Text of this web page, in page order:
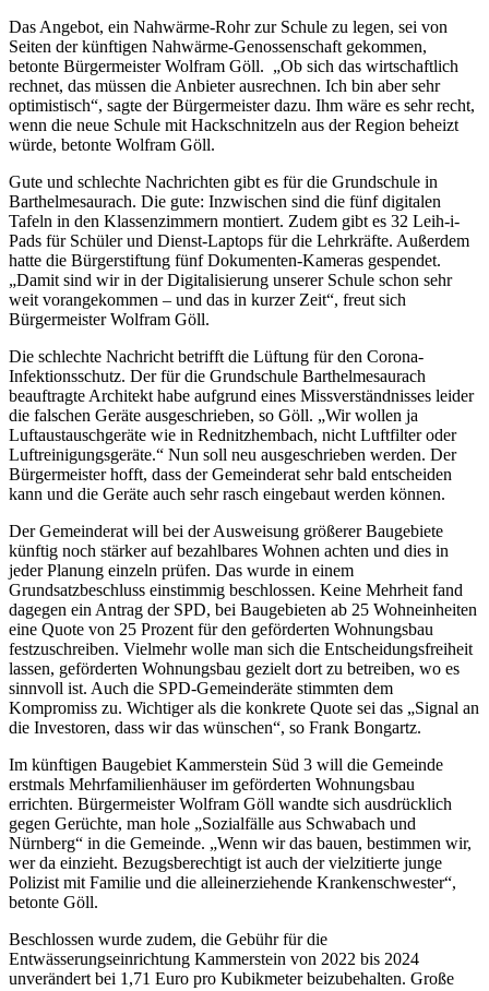
Das Angebot, ein Nahwärme-Rohr zur Schule zu legen, sei von
Seiten der künftigen Nahwärme-Genossenschaft gekommen,
betonte Bürgermeister Wolfram Göll. „Ob sich das wirtschaftlich
rechnet, das müssen die Anbieter ausrechnen. Ich bin aber sehr
optimistisch“, sagte der Bürgermeister dazu. Ihm wäre es sehr recht,
wenn die neue Schule mit Hackschnitzeln aus der Region beheizt
würde, betonte Wolfram Göll.
Gute und schlechte Nachrichten gibt es für die Grundschule in
Barthelmesaurach. Die gute: Inzwischen sind die fünf digitalen
Tafeln in den Klassenzimmern montiert. Zudem gibt es 32 Leih-i-
Pads für Schüler und Dienst-Laptops für die Lehrkräfte. Außerdem
hatte die Bürgerstiftung fünf Dokumenten-Kameras gespendet.
„Damit sind wir in der Digitalisierung unserer Schule schon sehr
weit vorangekommen – und das in kurzer Zeit“, freut sich
Bürgermeister Wolfram Göll.
Die schlechte Nachricht betrifft die Lüftung für den Corona-
Infektionsschutz. Der für die Grundschule Barthelmesaurach
beauftragte Architekt habe aufgrund eines Missverständnisses leider
die falschen Geräte ausgeschrieben, so Göll. „Wir wollen ja
Luftaustauschgeräte wie in Rednitzhembach, nicht Luftfilter oder
Luftreinigungsgeräte.“ Nun soll neu ausgeschrieben werden. Der
Bürgermeister hofft, dass der Gemeinderat sehr bald entscheiden
kann und die Geräte auch sehr rasch eingebaut werden können.
Der Gemeinderat will bei der Ausweisung größerer Baugebiete
künftig noch stärker auf bezahlbares Wohnen achten und dies in
jeder Planung einzeln prüfen. Das wurde in einem
Grundsatzbeschluss einstimmig beschlossen. Keine Mehrheit fand
dagegen ein Antrag der SPD, bei Baugebieten ab 25 Wohneinheiten
eine Quote von 25 Prozent für den geförderten Wohnungsbau
festzuschreiben. Vielmehr wolle man sich die Entscheidungsfreiheit
lassen, geförderten Wohnungsbau gezielt dort zu betreiben, wo es
sinnvoll ist. Auch die SPD-Gemeinderäte stimmten dem
Kompromiss zu. Wichtiger als die konkrete Quote sei das „Signal an
die Investoren, dass wir das wünschen“, so Frank Bongartz.
Im künftigen Baugebiet Kammerstein Süd 3 will die Gemeinde
erstmals Mehrfamilienhäuser im geförderten Wohnungsbau
errichten. Bürgermeister Wolfram Göll wandte sich ausdrücklich
gegen Gerüchte, man hole „Sozialfälle aus Schwabach und
Nürnberg“ in die Gemeinde. „Wenn wir das bauen, bestimmen wir,
wer da einzieht. Bezugsberechtigt ist auch der vielzitierte junge
Polizist mit Familie und die alleinerziehende Krankenschwester“,
betonte Göll.
Beschlossen wurde zudem, die Gebühr für die
Entwässerungseinrichtung Kammerstein von 2022 bis 2024
unverändert bei 1,71 Euro pro Kubikmeter beizubehalten. Große